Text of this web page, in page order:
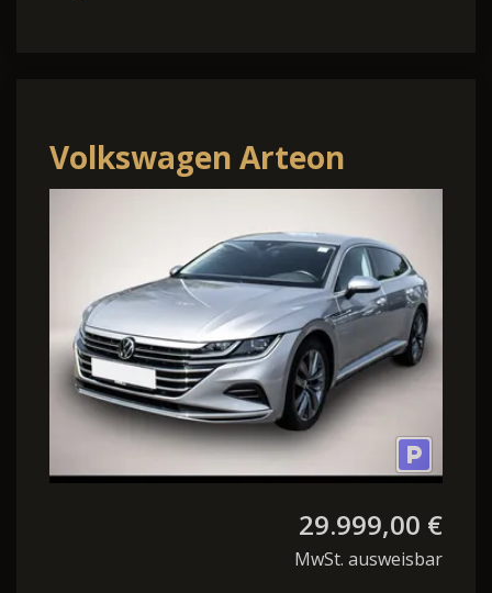
Volkswagen Arteon
Shooting Brake 2.0 TDI
DSG Elegance
29.999,00 €
MwSt. ausweisbar